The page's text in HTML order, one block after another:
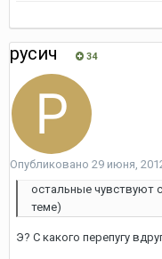
русич 34
Опубликовано 29 июня,
остальные чувствуют
теме)
Э? С какого перепугу